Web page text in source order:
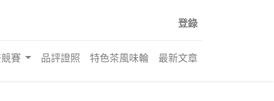
登錄
賽 品評證照 特色茶風味輪 最新文章